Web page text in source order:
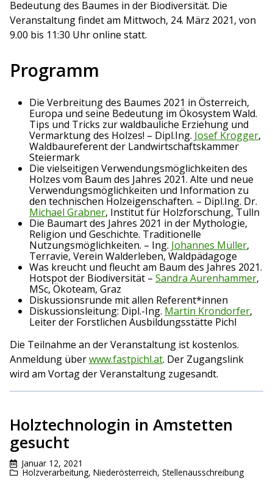
Bedeutung des Baumes in der Biodiversität. Die
Veranstaltung findet am Mittwoch, 24. März 2021, von
9.00 bis 11:30 Uhr online statt.
Programm
Die Verbreitung des Baumes 2021 in Österreich,
Europa und seine Bedeutung im Ökosystem Wald.
Tips und Tricks zur waldbauliche Erziehung und
Vermarktung des Holzes! – Dipl.Ing. Josef Krogger,
Waldbaureferent der Landwirtschaftskammer
Steiermark
Die vielseitigen Verwendungsmöglichkeiten des
Holzes vom Baum des Jahres 2021. Alte und neue
Verwendungsmöglichkeiten und Information zu
den technischen Holzeigenschaften. – Dipl.Ing. Dr.
Michael Grabner, Institut für Holzforschung, Tulln
Die Baumart des Jahres 2021 in der Mythologie,
Religion und Geschichte. Traditionelle
Nutzungsmöglichkeiten. – Ing. Johannes Müller,
Terravie, Verein Walderleben, Waldpädagoge
Was kreucht und fleucht am Baum des Jahres 2021.
Hotspot der Biodiversität – Sandra Aurenhammer,
MSc, Ökoteam, Graz
Diskussionsrunde mit allen Referent*innen
Diskussionsleitung: Dipl.-Ing. Martin Krondorfer,
Leiter der Forstlichen Ausbildungsstätte Pichl
Die Teilnahme an der Veranstaltung ist kostenlos.
Anmeldung überwww.fastpichl.at. Der Zugangslink
wird am Vortag der Veranstaltung zugesandt.
Holztechnologin in Amstetten
gesucht
Januar 12, 2021
Holzverarbeitung, Niederösterreich, Stellenausschreibung